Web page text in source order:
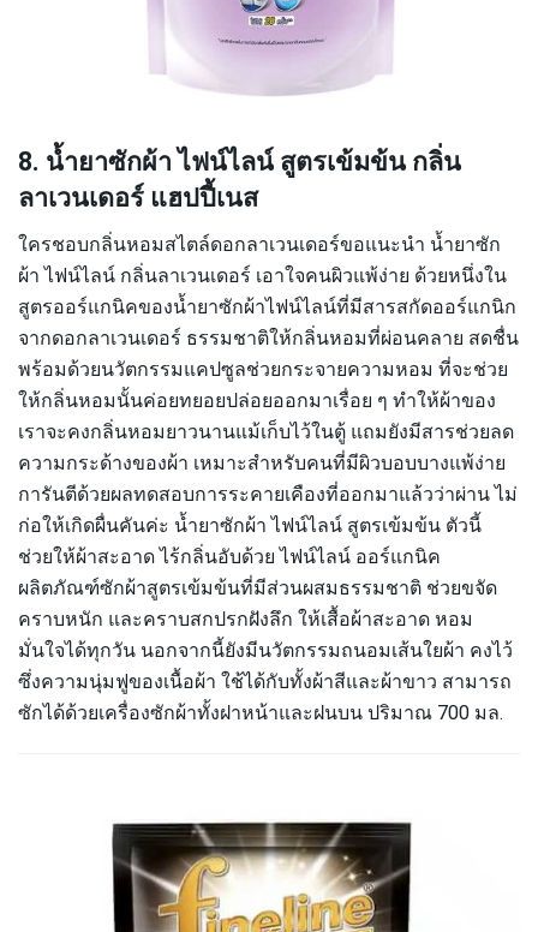
8. น้ำยาซักผ้า ไฟน์ไลน์ สูตรเข้มข้น กลิ่น
ลาเวนเดอร์ แฮปปี้เนส
ใครชอบกลิ่นหอมสไตล์ดอกลาเวนเดอร์ขอแนะนำ น้ำยาซัก
ผ้า ไฟน์ไลน์ กลิ่นลาเวนเดอร์ เอาใจคนผิวแพ้ง่าย ด้วยหนึ่งใน
สูตรออร์แกนิคของน้ำยาซักผ้าไฟน์ไลน์ที่มีสารสกัดออร์แกนิก
จากดอกลาเวนเดอร์ ธรรมชาติให้กลิ่นหอมที่ผ่อนคลาย สดชื่น
พร้อมด้วยนวัตกรรมแคปซูลช่วยกระจายความหอม ที่จะช่วย
ให้กลิ่นหอมนั้นค่อยทยอยปล่อยออกมาเรื่อย ๆ ทำให้ผ้าของ
เราจะคงกลิ่นหอมยาวนานแม้เก็บไว้ในตู้ แถมยังมีสารช่วยลด
ความกระด้างของผ้า เหมาะสำหรับคนที่มีผิวบอบบางแพ้ง่าย
การันตีด้วยผลทดสอบการระคายเคืองที่ออกมาแล้วว่าผ่าน ไม่
ก่อให้เกิดผื่นคันค่ะ น้ำยาซักผ้า ไฟน์ไลน์ สูตรเข้มข้น ตัวนี้
ช่วยให้ผ้าสะอาด ไร้กลิ่นอับด้วย ไฟน์ไลน์ ออร์แกนิค
ผลิตภัณฑ์ซักผ้าสูตรเข้มข้นที่มีส่วนผสมธรรมชาติ ช่วยขจัด
คราบหนัก และคราบสกปรกฝังลึก ให้เสื้อผ้าสะอาด หอม
มั่นใจได้ทุกวัน นอกจากนี้ยังมีนวัตกรรมถนอมเส้นใยผ้า คงไว้
ซึ่งความนุ่มฟูของเนื้อผ้า ใช้ได้กับทั้งผ้าสีและผ้าขาว สามารถ
ซักได้ด้วยเครื่องซักผ้าทั้งฝาหน้าและฝนบน ปริมาณ 700 มล.